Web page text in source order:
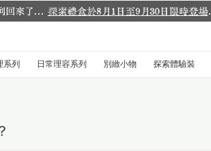
回來了... 探索禮盒於8月1日至9月30日限時登場.
系列 日常理容系列 別緻小物 探索體驗裝